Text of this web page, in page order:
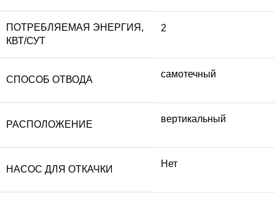
ПОТРЕБЛЯЕМАЯ ЭНЕРГИЯ,
КВТ/СУТ
2
СПОСОБ ОТВОДА
самотечный
РАСПОЛОЖЕНИЕ
вертикальный
НАСОС ДЛЯ ОТКАЧКИ
Нет